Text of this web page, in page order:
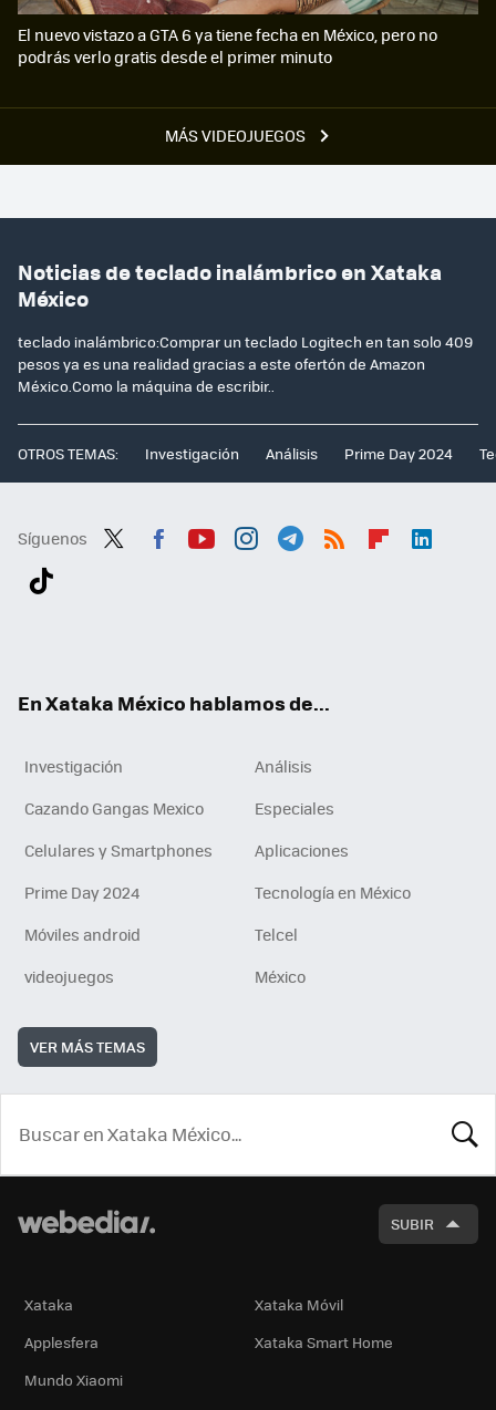
MÁS VIDEOJUEGOS
El nuevo vistazo a GTA 6 ya tiene fecha en México, pero no
podrás verlo gratis desde el primer minuto
Noticias de teclado inalámbrico en Xataka
México
teclado inalámbrico:Comprar un teclado Logitech en tan solo 409
pesos ya es una realidad gracias a este ofertón de Amazon
México.Como la máquina de escribir..
OTROS TEMAS: Investigación Análisis Prime Day 2024
Síguenos
En Xataka México hablamos de...
Investigación
Análisis
Cazando Gangas Mexico
Especiales
Celulares y Smartphones
Aplicaciones
Prime Day 2024
Tecnología en México
Móviles android
Telcel
videojuegos
México
VER MÁS TEMAS
SUBIR
Xataka
Xataka Móvil
Applesfera
Xataka Smart Home
Mundo Xiaomi